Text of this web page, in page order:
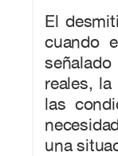
El
cuando
reales,
las
una